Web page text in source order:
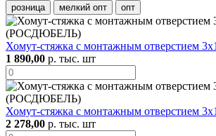
розница мелкий опт опт
Хомут-стяжка с монтажным отверстием
1 890,00 р. тыс. шт
Хомут-стяжка с монтажным отверстием
2 278,00 р. тыс. шт